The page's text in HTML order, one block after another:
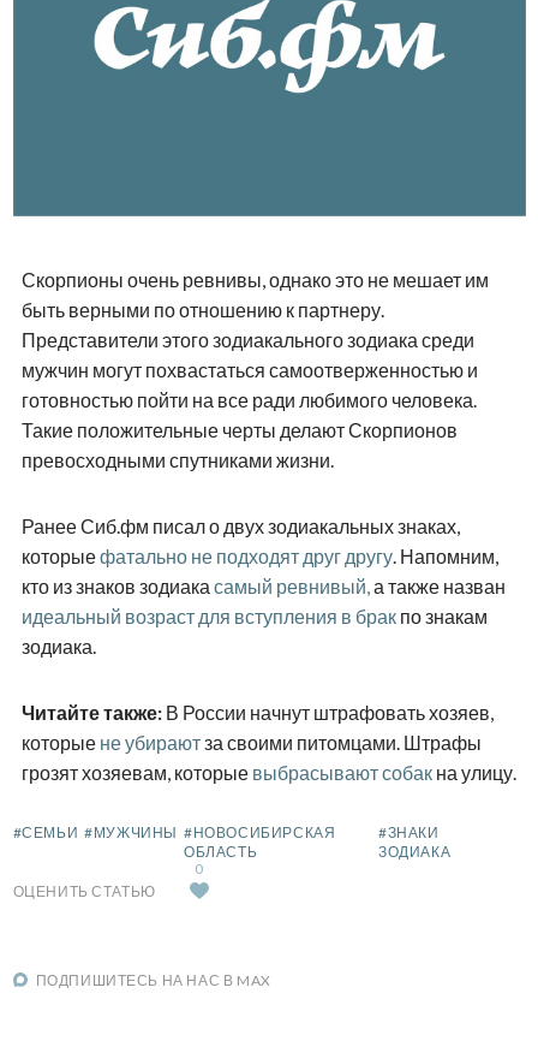
Скорпионы очень ревнивы, однако это не мешает им
быть верными по отношению к партнеру.
Представители этого зодиакального зодиака среди
мужчин могут похвастаться самоотверженностью и
готовностью пойти на все ради любимого человека.
Такие положительные черты делают Скорпионов
превосходными спутниками жизни.
Ранее Сиб.фм писал о двух зодиакальных знаках,
которыефатально не подходят друг другу. Напомним,
кто из знаков зодиака самый ревнивый,а также назван
идеальный возраст для вступления в бракпо знакам
зодиака.
Читайте также:В России начнут штрафовать хозяев,
которые не убираютза своими питомцами. Штрафы
грозят хозяевам, которые выбрасывают собакна улицу.
#СЕМЬИ #МУЖЧИНЫ #НОВОСИБИРСКАЯ
ОБЛАСТЬ
#ЗНАКИ
ЗОДИАКА
ОЦЕНИТЬ СТАТЬЮ
0
ПОДПИШИТЕСЬ НА НАС В MAX